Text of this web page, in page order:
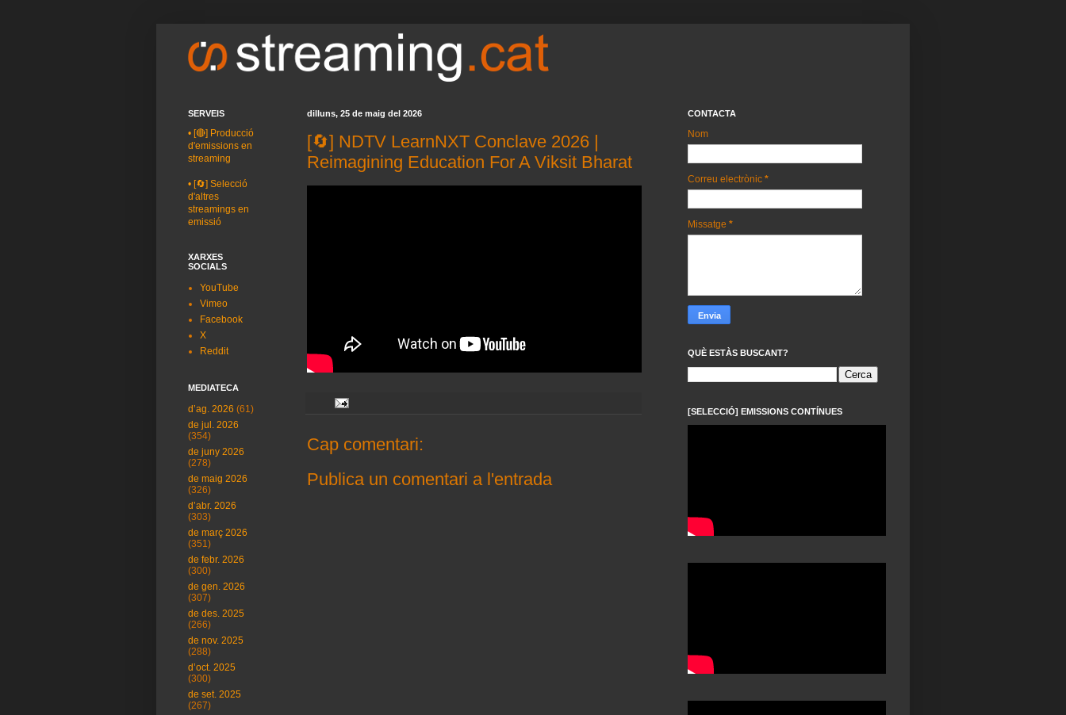
dilluns, 25 de maig del 2026
[🔄] NDTV LearnNXT Conclave 2026 |
Reimagining Education For A Viksit Bharat
Cap comentari:
Publica un comentari a l'entrada
SERVEIS
• [🔴] Producció
d'emissions en
streaming
• [🔄] Selecció
d'altres
streamings en
emissió
XARXES
SOCIALS
YouTube
Vimeo
Facebook
X
Reddit
MEDIATECA
d’ag. 2026 (61)
de jul. 2026
(354)
de juny 2026
(278)
de maig 2026
(326)
d’abr. 2026
(303)
de març 2026
(351)
de febr. 2026
(300)
de gen. 2026
(307)
de des. 2025
(266)
de nov. 2025
(288)
d’oct. 2025
(300)
de set. 2025
(267)
CONTACTA
Nom
Correu electrònic *
Missatge *
QUÈ ESTÀS BUSCANT?
[SELECCIÓ] EMISSIONS CONTÍNUES